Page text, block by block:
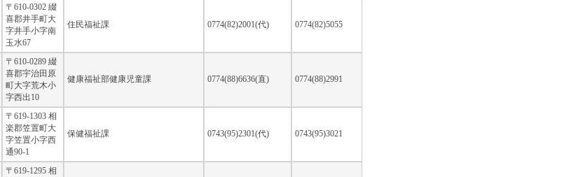
〒610-0302 綴
喜郡井手町大
字井手小字南
玉水67
住民福祉課 0774(82)2001(代) 0774(82)5055
〒610-0289 綴
喜郡宇治田原
町大字荒木小
字西出10
健康福祉部健康児童課 0774(88)6636(直) 0774(88)2991
〒619-1303 相
楽郡笠置町大
字笠置小字西
通90-1
保健福祉課 0743(95)2301(代) 0743(95)3021
〒619-1295 相